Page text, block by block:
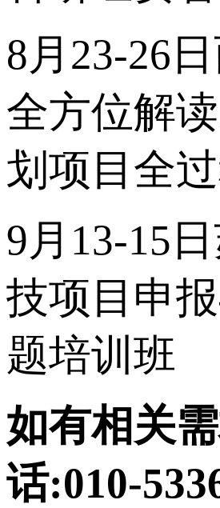
8月23-26
全方位解
划项目全
9月13-15
技项目申
题培训班
如有相关
话:010-